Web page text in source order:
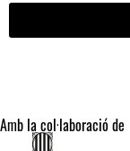
Amb la col·laboració de